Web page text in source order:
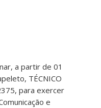
a partir de 01
TÉCNICO
para exercer
e